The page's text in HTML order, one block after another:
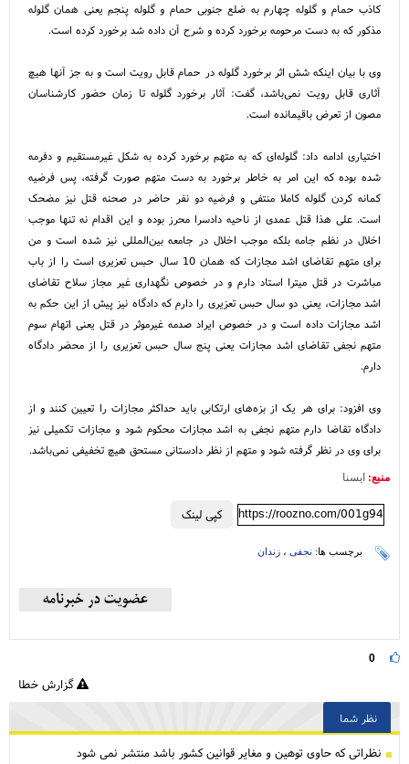
کاذب حمام و گلوله چهارم به ضلع جنوبی حمام و گلوله پنجم یعنی همان گلوله
مذکور که به دست مرحومه برخورد کرده و شرح آن داده شد برخورد کرده است.
وی با بیان اینکه شش اثر برخورد گلوله در حمام قابل رویت است و به جز آنها هیچ
آثاری قابل رویت نمی‌باشد، گفت: آثار برخورد گلوله تا زمان حضور کارشناسان
مصون از تعرض باقیمانده است.
اختیاری ادامه داد: گلوله‌ای که به متهم برخورد کرده به شکل غیرمستقیم و دفرمه
شده بوده که این امر به خاطر برخورد به دست متهم صورت گرفته، پس فرضیه
کمانه کردن گلوله کاملا منتفی و فرضیه دو نفر حاضر در صحنه قتل نیز مضحک
است. علی هذا قتل عمدی از ناحیه دادسرا محرز بوده و این اقدام نه تنها موجب
اخلال در نظم جامه بلکه موجب اخلال در جامعه بین‌المللی نیز شده است و من
برای متهم تقاضای اشد مجازات که همان 10 سال حبس تعزیری است را از باب
مباشرت در قتل میترا استاد دارم و در خصوص نگهداری غیر مجاز سلاح تقاضای
اشد مجازات، یعنی دو سال حبس تعزیری را دارم که دادگاه نیز پیش از این حکم به
اشد مجازات داده است و در خصوص ایراد صدمه غیرموثر در قتل یعنی اتهام سوم
متهم نجفی تقاضای اشد مجازات یعنی پنج سال حبس تعزیری را از محضر دادگاه
دارم.
وی افزود: برای هر یک از بزه‌های ارتکابی باید حداکثر مجازات را تعیین کنند و از
دادگاه تقاضا دارم متهم نجفی به اشد مجازات محکوم شود و مجازات تکمیلی نیز
برای وی در نظر گرفته شود و متهم از نظر دادستانی مستحق هیچ تخفیفی نمی‌باشد.
منبع: ایسنا
کپی لینک https://roozno.com/001g94
برچسب ها: نجفی ، زندان
0
گزارش خطا
نظر شما
نظراتی كه حاوی توهین و مغایر قوانین کشور باشد منتشر نمی شود